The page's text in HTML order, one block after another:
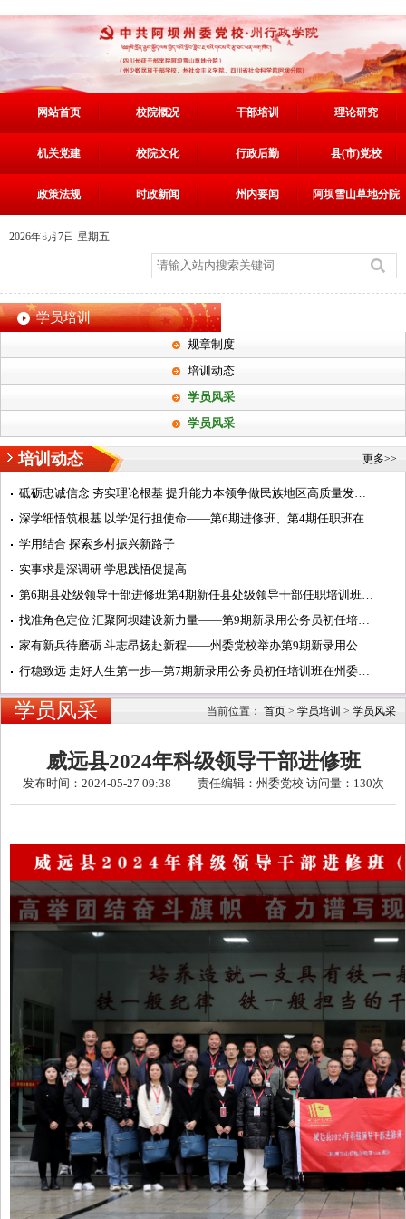
网站首页 校院概况 干部培训 理论研究
机关党建 校院文化 行政后勤 县(市)党校
政策法规 时政新闻 州内要闻 阿坝雪山草地分院
资料下载
2026年8月7日 星期五
学员培训
规章制度
培训动态
学员风采
学员风采
更多>>
培训动态
学用结合 探索乡村振兴新路子
实事求是深调研 学思践悟促提高
学员风采 当前位置： 首页 > 学员培训 > 学员风采
威远县2024年科级领导干部进修班
发布时间：2024-05-27 09:38 责任编辑：州委党校 访问量： 130次